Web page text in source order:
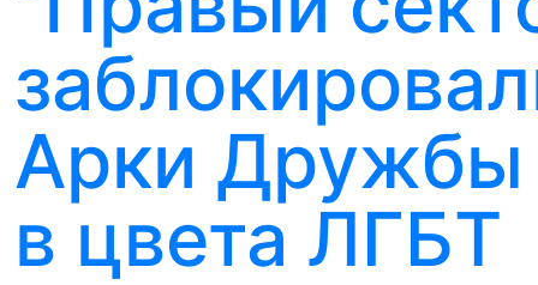
Арки Дружбы
в цвета ЛГБТ